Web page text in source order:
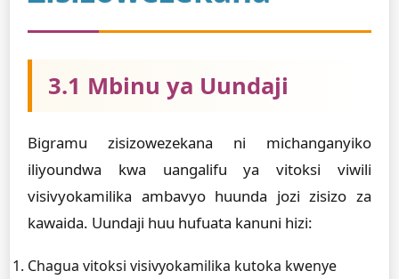
3.1 Mbinu ya Uundaji
Bigramu zisizowezekana ni michanganyiko
iliyoundwa kwa uangalifu ya vitoksi viwili
visivyokamilika ambavyo huunda jozi zisizo za
kawaida. Uundaji huu hufuata kanuni hizi:
Chagua vitoksi visivyokamilika kutoka kwenye